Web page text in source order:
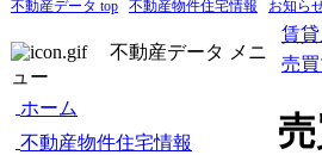
不動産データ top 不動産物件住宅情報 お知ら
不動産データ メニ
ュー
ホーム
不動産物件住宅情報
賃
売